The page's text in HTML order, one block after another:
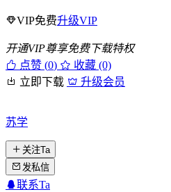
VIP免费升级VIP
开通VIP尊享免费下载特权
点赞 (0)
收藏 (0)
立即下载
升级会员
苏学
关注Ta
发私信
联系Ta